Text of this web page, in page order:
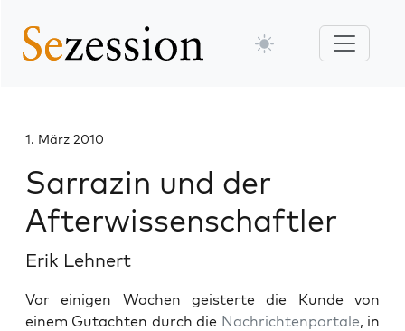
1. März 2010
Sarrazin und der
Afterwissenschaftler
Erik Lehnert
Vor einigen Wochen geisterte die Kunde von
einem Gutachten durch die Nachrichtenportale, in